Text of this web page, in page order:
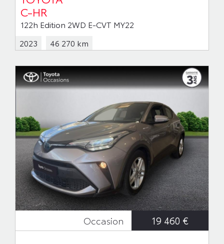
C-HR
122h Edition 2WD E-CVT MY22
2023
46 270 km
Occasion 19 460 €